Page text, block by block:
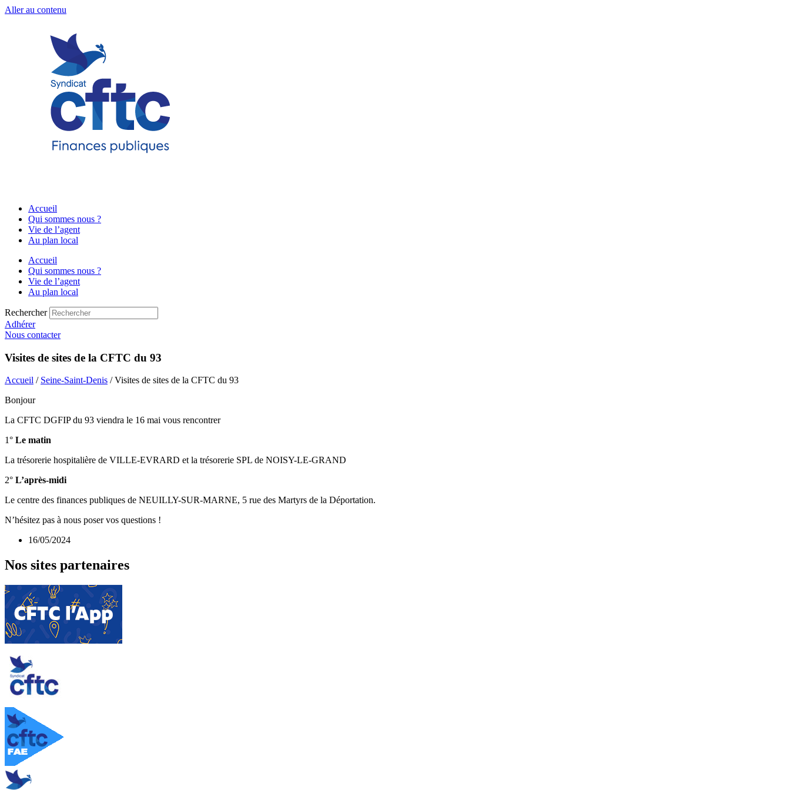
Aller au contenu
Accueil
Qui sommes nous ?
Vie de l’agent
Au plan local
Accueil
Qui sommes nous ?
Vie de l’agent
Au plan local
Rechercher
Adhérer
Nous contacter
Visites de sites de la CFTC du 93
Accueil / Seine-Saint-Denis / Visites de sites de la CFTC du 93
Bonjour
La CFTC DGFIP du 93 viendra le 16 mai vous rencontrer
1° Le matin
La trésorerie hospitalière de VILLE-EVRARD et la trésorerie SPL de NOISY-LE-GRAND
2° L’après-midi
Le centre des finances publiques de NEUILLY-SUR-MARNE, 5 rue des Martyrs de la Déportation.
N’hésitez pas à nous poser vos questions !
16/05/2024
Nos sites partenaires